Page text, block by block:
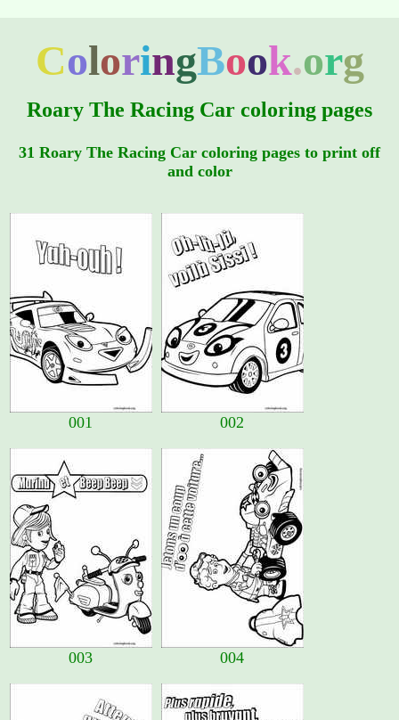
ColoringBook.org
Roary The Racing Car coloring pages
31 Roary The Racing Car coloring pages to print off
and color
001 002
003 004